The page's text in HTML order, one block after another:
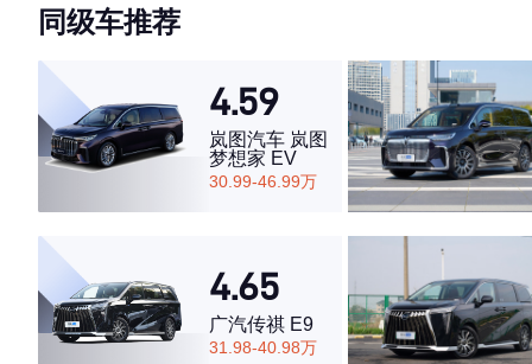
·空间表现一般，低于79%同级车
同级车推荐
4.59
岚图汽车 岚图
梦想家 EV
30.99-46.99万
4.65
广汽传祺 E9
31.98-40.98万